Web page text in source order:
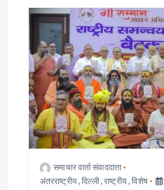
समाचार वार्ता संवाददाता
अंतरराष्ट्रीय,दिल्ली,राष्ट्रीय,विशेष